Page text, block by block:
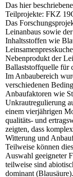
Das hier
Teilprojekte: FKZ
Das
Leinanbaus sowie
Inhaltsstoffen wie
Nebenprodukt der
Ballaststoffquelle für
Im Anbaubereich
verschiedenen
Anbaufaktoren wie
Unkrautregulierung
einem vierjährigen
qualitäts- und
zeigten, dass
Witterung und
Teilweise können
Auswahl geeigneter
teilweise sind
dominant